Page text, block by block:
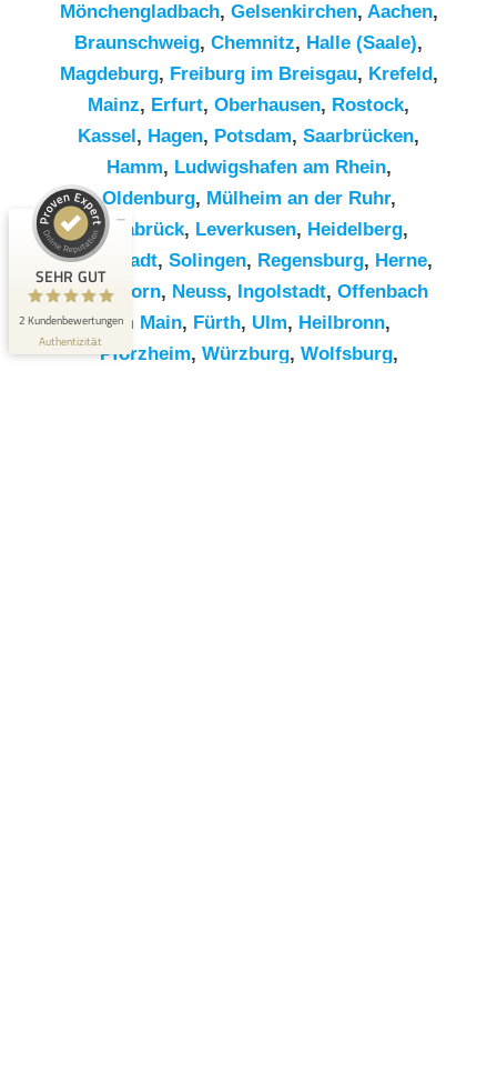
Mönchengladbach, Gelsenkirchen, Aachen,
Braunschweig, Chemnitz⁠, Halle (Saale),
Magdeburg, Freiburg im Breisgau, Krefeld ,
Mainz, Erfurt, Oberhausen, Rostock,
Kassel , Hagen, Potsdam, Saarbrücken,
Hamm, Ludwigshafen am Rhein,
Oldenburg, Mülheim an der Ruhr,
Osnabrück, Leverkusen, Heidelberg,
Darmstadt, Solingen, Regensburg, Herne,
Paderborn, Neuss, Ingolstadt, Offenbach
am Main, Fürth, Ulm, Heilbronn,
Pforzheim, Würzburg, Wolfsburg,
SEHR GUT
2 Kundenbewertungen
Authentizität
Kundenbewertungen und Erfahrungen zu
RümpelButler
SEHR GUT
5,00 / 5,00
2
Bewertungen von 1
anderen Quelle
Blick aufs ProvenExpert-Profil werfen